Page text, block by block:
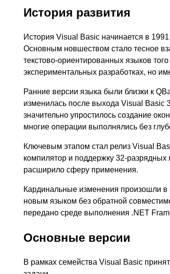
История развития
История Visual Basic начинается в
Основным новшеством стало тесное
текстово-ориентированных языков
экспериментальных разработках, но
Ранние версии языка были близки к
изменилась после выхода Visual Basic
значительно упростилось создание
многие операции выполнялись без
Ключевым этапом стал релиз Visual
компилятор и поддержку 32-
расширило сферу применения.
Кардинальные изменения произошли в
новым языком без обратной
передано среде выполнения .NET
Основные версии
В рамках семейства Visual Basic